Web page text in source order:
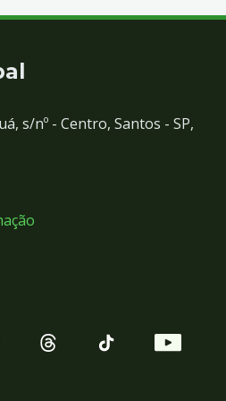
s/nº - Centro, Santos - SP,